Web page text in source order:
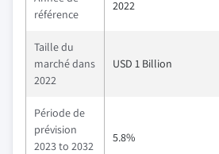
référence
2022
Taille du
marché dans
2022
USD 1 Billion
Période de
prévision
2023 to 2032
5.8%